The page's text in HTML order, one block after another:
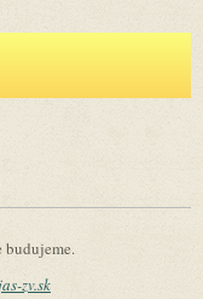
budujeme.
zv.sk